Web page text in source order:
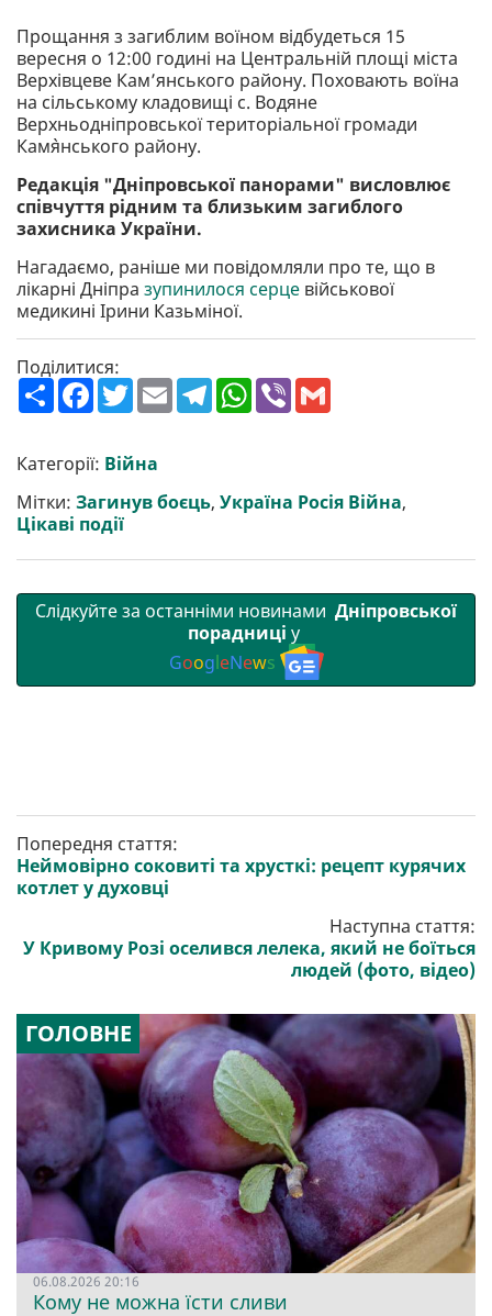
Прощання з загиблим воїном відбудеться 15
вересня о 12:00 годині на Центральній площі міста
Верхівцеве Кам’янського району. Поховають воїна
на сільському кладовищі с. Водяне
Верхньодніпровської територіальної громади
Кам`янського району.
Редакція "Дніпровської панорами" висловлює
співчуття рідним та близьким загиблого
захисника України.
Нагадаємо, раніше ми повідомляли про те, що в
лікарні Дніпра зупинилося серце військової
медикині Ірини Казьміної.
Поділитися:
П
о
р
и
и
F
a
b
o
k
T
w
t
e
E
m
T
e
a
m
W
h
p
V
Категорії: Війна
Мітки: Загинув боєць, Україна Росія Війна,
Цікаві події
Слідкуйте за останніми новинами Дніпровської
порадниці у
GoogleNews
Попередня стаття:
Неймовірно соковиті та хрусткі: рецепт курячих
котлет у духовці
Наступна стаття:
У Кривому Розі оселився лелека, який не боїться
людей (фото, відео)
ГОЛОВНЕ
06.08.2026 20:16
Кому не можна їсти сливи